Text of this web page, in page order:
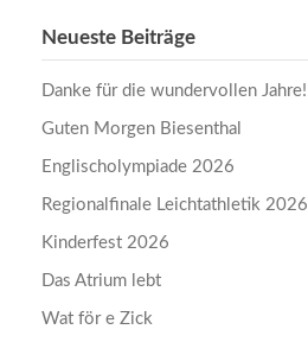
Neueste Beiträge
Danke für die wundervollen Jahre!
Guten Morgen Biesenthal
Englischolympiade 2026
Regionalfinale Leichtathletik 2026
Kinderfest 2026
Das Atrium lebt
Wat för e Zick